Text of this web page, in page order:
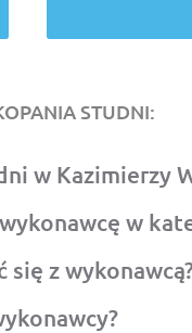
STUDNI:
w Kazimierzy
w
z